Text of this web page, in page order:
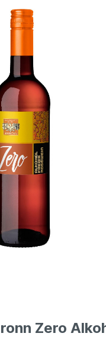
Italienischer
Staatsweingut
Württemberg
Mayschoß-
Zero